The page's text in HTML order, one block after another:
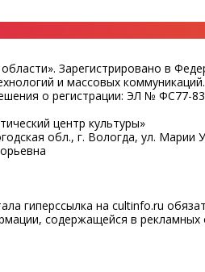
Зарегистрировано в
и массовых коммуникаций.
о регистрации: ЭЛ № ФС77-
центр культуры»
обл., г. Вологда, ул. Марии
гиперссылка на cultinfo.ru
содержащейся в рекламных